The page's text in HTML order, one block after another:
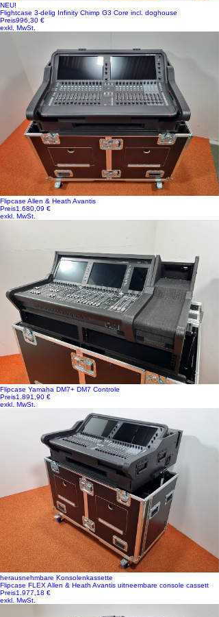
NEU!
Flightcase 3-delig Infinity Chimp G3 Core incl. doghouse
Preis996,30 €
exkl. MwSt.
Flipcase Allen & Heath Avantis
Preis1.680,09 €
exkl. MwSt.
Flipcase Yamaha DM7+ DM7 Controle
Preis1.891,90 €
exkl. MwSt.
herausnehmbare Konsolenkassette
Flipcase FLEX Allen & Heath Avantis uitneembare console cassett
Preis1.977,18 €
exkl. MwSt.